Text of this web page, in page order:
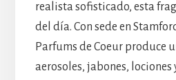
realista sofisticado, esta
del día. Con sede en
Parfums de Coeur produce
aerosoles, jabones,